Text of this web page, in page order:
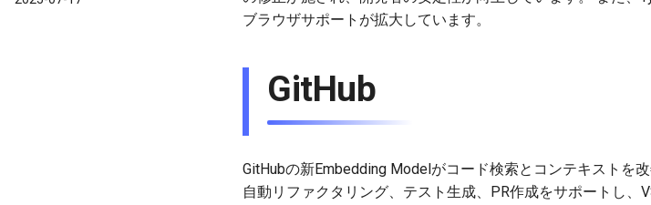
ブラウザサポートが拡大しています。
GitHub
GitHubの新Embedding Modelがコード検索とコンテキストを
自動リファクタリング、テスト生成、PR作成をサポートし、